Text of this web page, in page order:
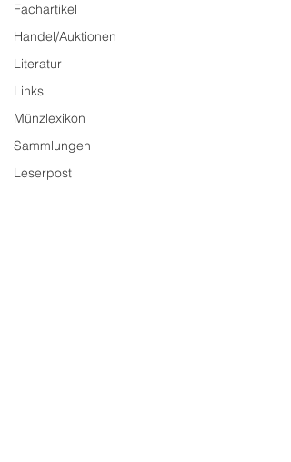
Fachartikel
Handel/Auktionen
Literatur
Links
Münzlexikon
Sammlungen
Leserpost